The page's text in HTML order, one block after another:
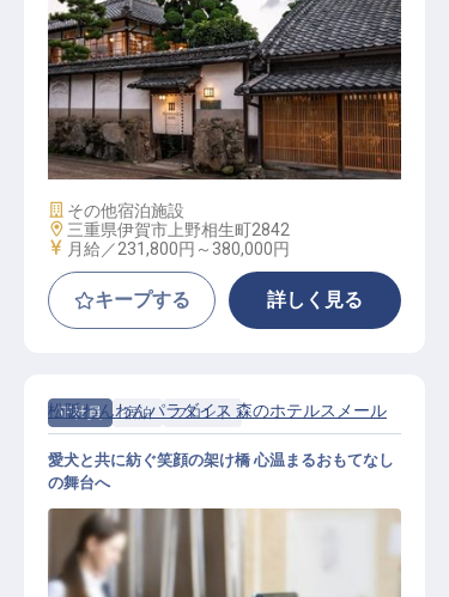
宿泊施設スタッフ
施設業態
その他宿泊施設
勤務地
三重県伊賀市上野相生町2842
給与
月給／231,800円～ 380,000円
キープする 詳しく見る
正社員 宿泊 フロント
松阪わんわんパラダイス 森のホテルスメール
愛犬と共に紡ぐ笑顔の架け橋 心温まるおもてなし
の舞台へ